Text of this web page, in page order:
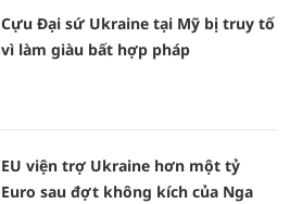
Cựu Đại sứ Ukraine tại Mỹ bị truy tố
vì làm giàu bất hợp pháp
EU viện trợ Ukraine hơn một tỷ
Euro sau đợt không kích của Nga